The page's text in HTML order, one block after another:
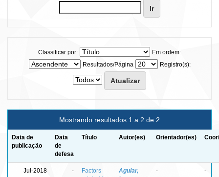
Classificar por:
Em ordem:
Resultados/Página
Registro(s):
Mostrando resultados 1 a 2 de 2
Data de
publicação
Data
de
defesa
Título Autor(es) Orientador(es)
Jul-2018 -
Factors
Aguiar,
- -